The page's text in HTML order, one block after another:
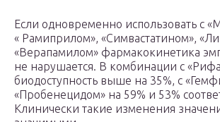
Если одновременно использовать с
« Рамиприлом», «Симвастатином»,
«Верапамилом» фармакокинетика
не нарушается. В комбинации с
биодоступность выше на 35%, с
«Пробенецидом» на 59% и 53%
Клинически такие изменения